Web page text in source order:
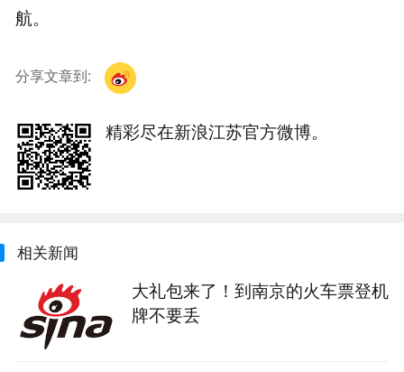
航。
分享文章到:
精彩尽在新浪江苏官方微博。
相关新闻
大礼包来了！到南京的火车票登机
牌不要丢